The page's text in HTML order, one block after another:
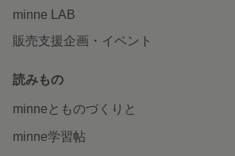
minne LAB
販売支援企画・イベント
読みもの
minneとものづくりと
minne学習帖